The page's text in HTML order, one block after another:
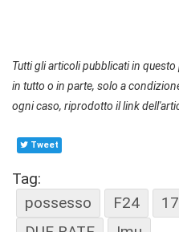
Tutti gli articoli pubblicati in
in tutto o in parte, solo a
ogni caso, riprodotto il link
Tweet
Tag:
possesso
F24